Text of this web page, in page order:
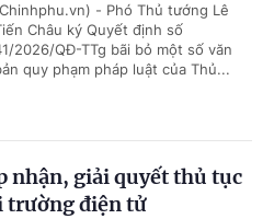
- Phó Thủ tướng Lê
Châu ký Quyết định số
2026/QĐ-TTg bãi bỏ một số văn
quy phạm pháp luật của Thủ...
nhận, giải quyết thủ tục
trường điện tử